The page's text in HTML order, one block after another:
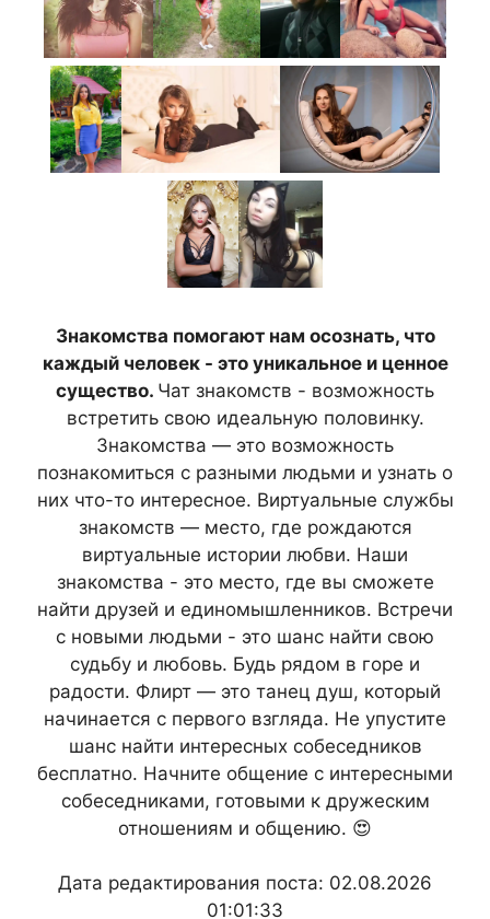
Знакомства помогают нам осознать, что
каждый человек - это уникальное и ценное
существо. Чат знакомств - возможность
встретить свою идеальную половинку.
Знакомства — это возможность
познакомиться с разными людьми и узнать о
них что-то интересное. Виртуальные службы
знакомств — место, где рождаются
виртуальные истории любви. Наши
знакомства - это место, где вы сможете
найти друзей и единомышленников. Встречи
с новыми людьми - это шанс найти свою
судьбу и любовь. Будь рядом в горе и
радости. Флирт — это танец душ, который
начинается с первого взгляда. Не упустите
шанс найти интересных собеседников
бесплатно. Начните общение с интересными
собеседниками, готовыми к дружеским
отношениям и общению. 😍
Дата редактирования поста: 02.08.2026
01:01:33